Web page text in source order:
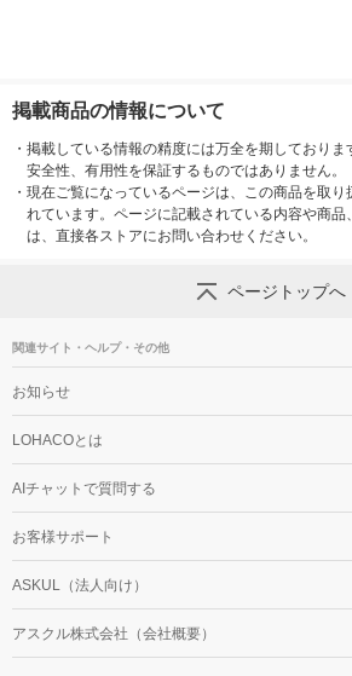
掲載商品の情報について
・ 掲載している情報の精度には万全を期しておりま
安全性、有用性を保証するものではありません。
・ 現在ご覧になっているページは、この商品を取り
れています。ページに記載されている内容や商品
は、直接各ストアにお問い合わせください。
ページトップへ
関連サイト・ヘルプ・その他
お知らせ
LOHACOとは
AIチャットで質問する
お客様サポート
ASKUL（法人向け）
アスクル株式会社（会社概要）